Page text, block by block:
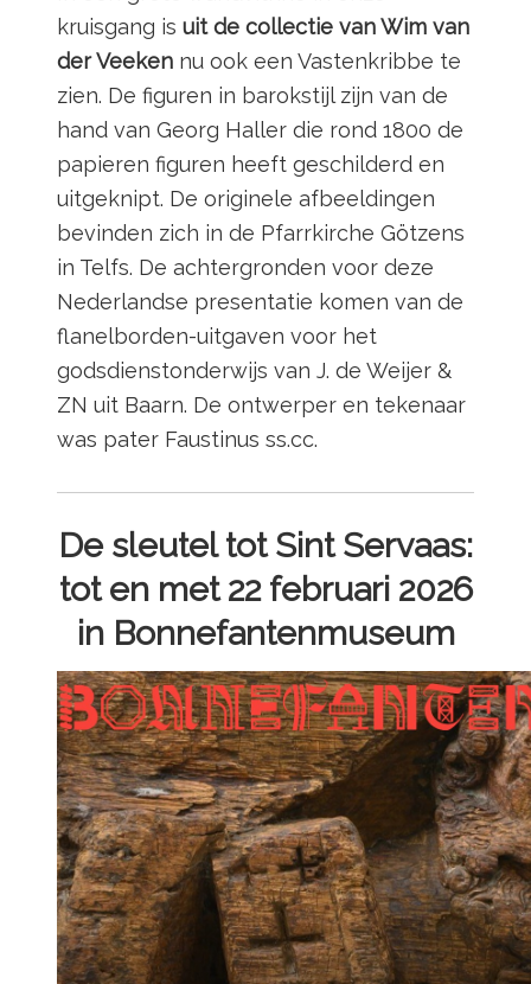
kruisgang isuit de collectie van Wim van
der Veeken nu ook een Vastenkribbe te
zien. De figuren in barokstijl zijn van de
hand van Georg Haller die rond 1800 de
papieren figuren heeft geschilderd en
uitgeknipt. De originele afbeeldingen
bevinden zich in de Pfarrkirche Götzens
in Telfs. De achtergronden voor deze
Nederlandse presentatie komen van de
flanelborden-uitgaven voor het
godsdienstonderwijs van J. de Weijer &
ZN uit Baarn. De ontwerper en tekenaar
was pater Faustinus ss.cc.
De sleutel tot Sint Servaas:
tot en met 22 februari 2026
in Bonnefantenmuseum